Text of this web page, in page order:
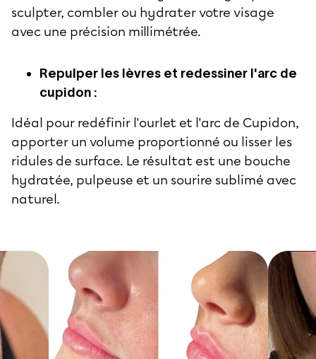
sculpter, combler ou hydrater votre visage
avec une précision millimétrée.
Repulper les lèvres et redessiner l'arc de
cupidon :
Idéal pour redéfinir l'ourlet et l'arc de Cupidon,
apporter un volume proportionné ou lisser les
ridules de surface. Le résultat est une bouche
hydratée, pulpeuse et un sourire sublimé avec
naturel.